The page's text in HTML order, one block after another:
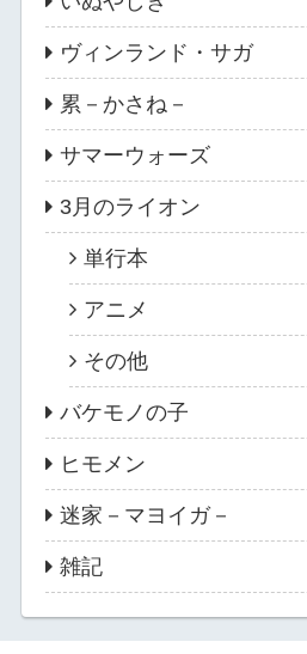
ヴィンランド・サガ
累－かさね－
サマーウォーズ
3月のライオン
単行本
アニメ
その他
バケモノの子
ヒモメン
迷家－マヨイガ－
雑記